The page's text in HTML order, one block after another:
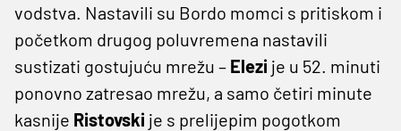
vodstva. Nastavili su Bordo momci s pritiskom i
početkom drugog poluvremena nastavili
sustizati gostujuću mrežu – Elezi je u 52. minuti
ponovno zatresao mrežu, a samo četiri minute
kasnije Ristovski je s prelijepim pogotkom